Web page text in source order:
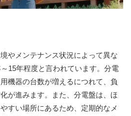
やメンテナンス状況によって異な
15年程度と言われています。分電
機器の台数が増えるにつれて、負
が進みます。また、分電盤は、ほ
すい場所にあるため、定期的なメ